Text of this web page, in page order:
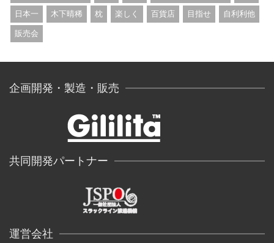
日本一 木下晴稀 枕 楽しく 百貨店 目指せ 自利利他
販売会
企画開発・製造・販売
共同開発パートナー
運営会社